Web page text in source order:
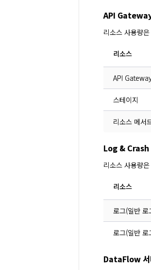
API
리소스 사용량
리소스
API
스테이지
리소스 메서
Log & Crash
리소스 사용량
리소스
로그(일반
로그(일반
DataFlow 서